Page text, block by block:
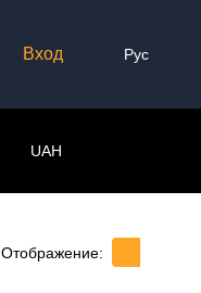
Вход Рус
UAH
Отображение: